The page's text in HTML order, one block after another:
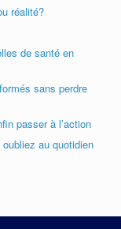
réalité?
de santé en
sans perdre
passer à l’action
au quotidien